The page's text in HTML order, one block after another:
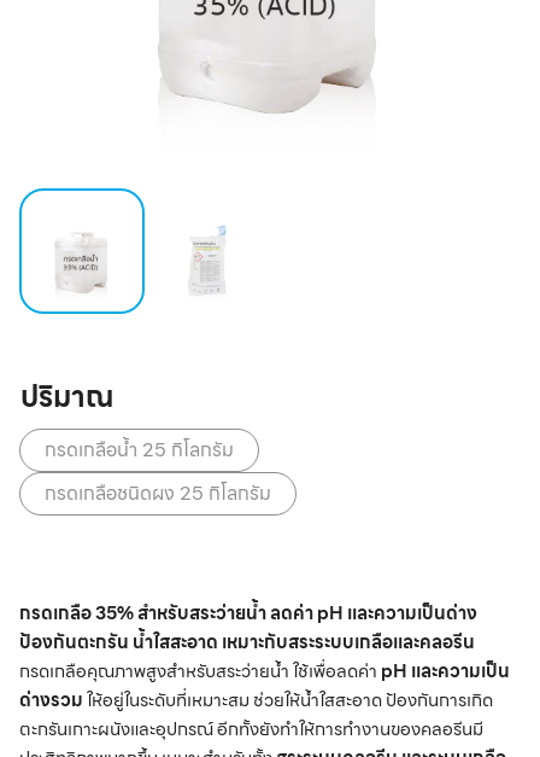
ปริมาณ
กรดเกลือน้ำ 25 กิโลกรัม
กรดเกลือชนิดผง 25 กิโลกรัม
กรดเกลือ 35% สำหรับสระว่ายน้ำ ลดค่า pH และความเป็นด่าง
ป้องกันตะกรัน น้ำใสสะอาด เหมาะกับสระระบบเกลือและคลอรีน
กรดเกลือคุณภาพสูงสำหรับสระว่ายน้ำ ใช้เพื่อลดค่า pH และความเป็น
ด่างรวมให้อยู่ในระดับที่เหมาะสม ช่วยให้น้ำใสสะอาด ป้องกันการเกิด
ตะกรันเกาะผนังและอุปกรณ์ อีกทั้งยังทำให้การทำงานของคลอรีนมี